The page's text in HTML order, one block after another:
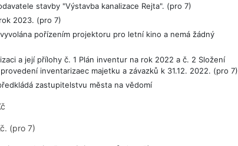
stavby "Výstavba kanalizace Rejta". (pro 7)
2023. (pro 7)
pořízením projektoru pro letní kino a nemá žádný
a její přílohy č. 1 Plán inventur na rok 2022 a č. 2 Složení
inventarizaec majetku a závazků k 31.12. 2022. (pro 7)
zastupitelstvu města na vědomí
(pro 7)